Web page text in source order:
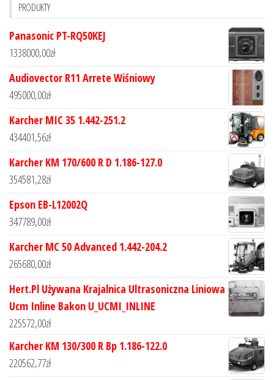
PRODUKTY
Panasonic PT-RQ50KEJ
1338000,00zł
Audiovector R11 Arrete Wiśniowy
495000,00zł
Karcher MIC 35 1.442-251.2
434401,56zł
Karcher KM 170/600 R D 1.186-127.0
354581,28zł
Epson EB-L12002Q
347789,00zł
Karcher MC 50 Advanced 1.442-204.2
265680,00zł
Hert.Pl Używana Krajalnica Ultrasoniczna Liniowa
Ucm Inline Bakon U_UCMI_INLINE
225572,00zł
Karcher KM 130/300 R Bp 1.186-122.0
220562,77zł